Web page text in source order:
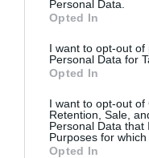
Personal Data.
Opted In
I want to opt-out of
Personal Data for
Opted In
I want to opt-out of
Retention, Sale,
Personal Data that
Purposes for which
Opted In
AȚI